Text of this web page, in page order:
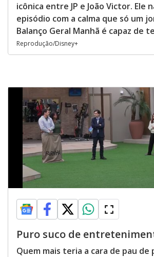
icônica entre JP e João Victor. Ele
episódio com a calma que só um
Balanço Geral Manhã é capaz de
Reprodução/Disney+
Puro suco de
Quem mais teria a cara de pau de